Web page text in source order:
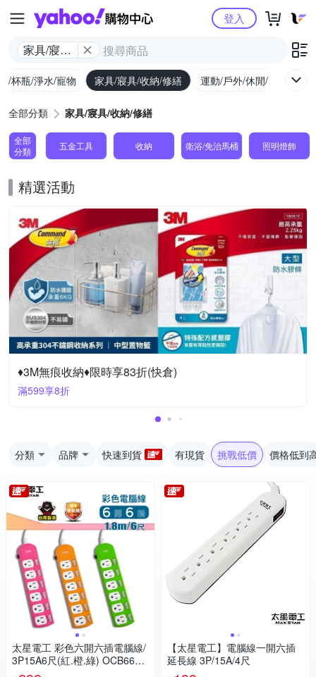
Yahoo購物中心
家具/寢具/
登入
/杯瓶/淨水/寵物 家具/寢具/收納/修繕 運動/戶外/休閒/健身
全部分類 家具/寢具/收納/修繕
全部
分類
五金工具 收納 衛浴/免治馬桶 照明燈飾
精選活動
♦3M無痕收納♦限時享83折(快倉)
滿599享8折
分類 品牌 快速到貨 有現貨 挑戰低價 價格低到
太星電工 彩色六開六插電腦線/
3P15A6尺(紅.橙.綠) OCB6630
【太星電工】電腦線一開六插
延長線 3P/15A/4尺